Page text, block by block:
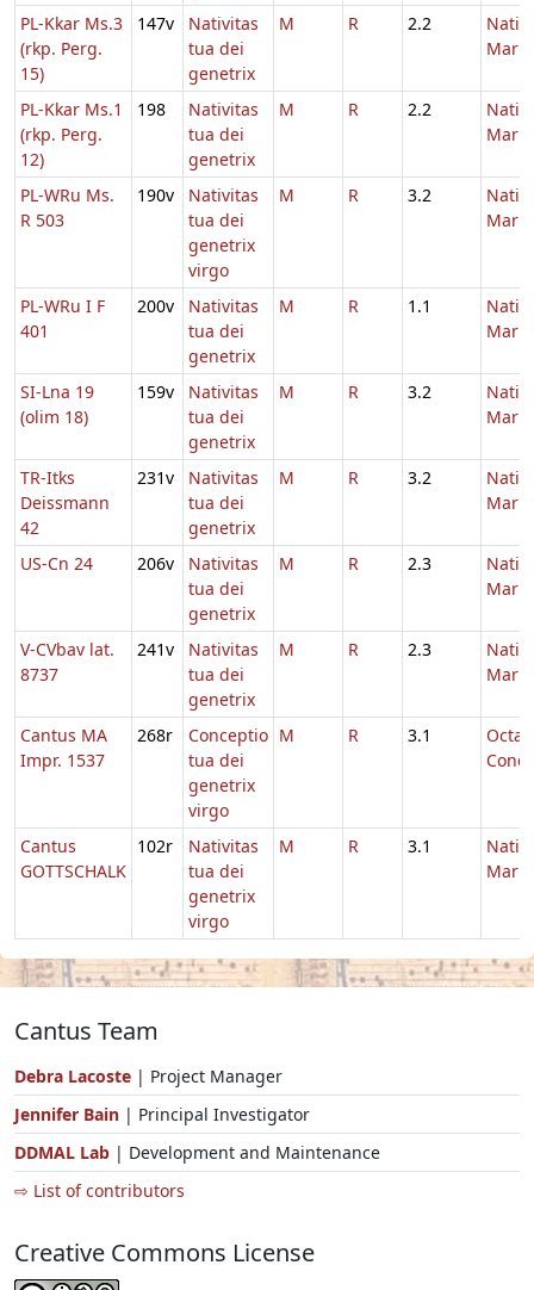
PL-Kkar Ms.3
(rkp. Perg.
15)
147v
Nativitas
tua dei
genetrix
M R 2.2
PL-Kkar Ms.1
(rkp. Perg.
12)
198
Nativitas
tua dei
genetrix
M R 2.2
PL-WRu Ms.
R 503
190v
Nativitas
tua dei
genetrix
virgo
M R 3.2
PL-WRu I F
401
200v
Nativitas
tua dei
genetrix
M R 1.1
SI-Lna 19
(olim 18)
159v
Nativitas
tua dei
genetrix
M R 3.2
TR-Itks
Deissmann
42
231v
Nativitas
tua dei
genetrix
M R 3.2
US-Cn 24 206v
Nativitas
tua dei
genetrix
M R 2.3
V-CVbav lat.
8737
241v
Nativitas
tua dei
genetrix
M R 2.3
Cantus MA
Impr. 1537
268r
Conceptio
tua dei
genetrix
virgo
M R 3.1
Cantus
GOTTSCHALK
102r
Nativitas
tua dei
genetrix
virgo
M R 3.1
Cantus Team
Debra Lacoste | Project Manager
Jennifer Bain | Principal Investigator
DDMAL Lab | Development and Maintenance
⇨ List of contributors
Creative Commons License